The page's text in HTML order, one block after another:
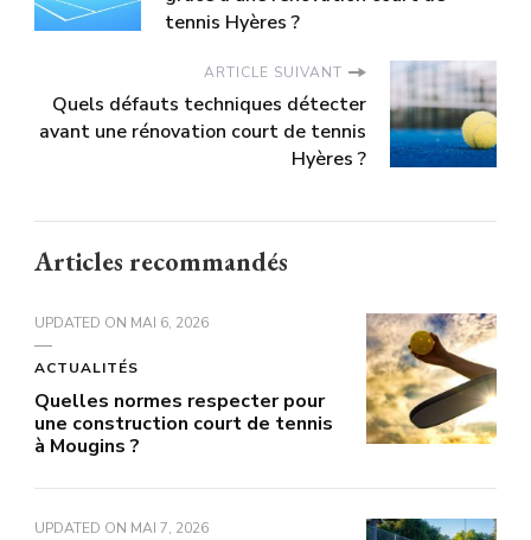
tennis Hyères ?
ARTICLE SUIVANT
Quels défauts techniques détecter
avant une rénovation court de tennis
Hyères ?
Articles recommandés
UPDATED ON MAI 6, 2026
ACTUALITÉS
Quelles normes respecter pour
une construction court de tennis
à Mougins ?
UPDATED ON MAI 7, 2026